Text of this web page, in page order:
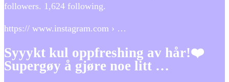
followers. 1,624 following.
https:// www.instagram.com › …
Syyykt kul oppfreshing av hår!❤️
Supergøy å gjøre noe litt …